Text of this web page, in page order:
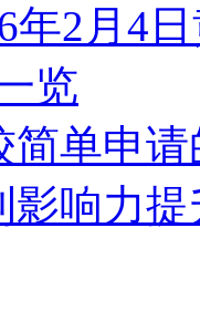
年2月4
览
简单申
影响力